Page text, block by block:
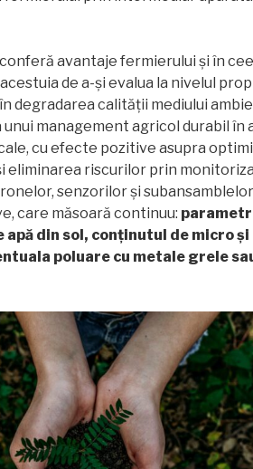
conferă avantaje fermierului și în
de a-și evalua la nivelul
degradarea calității mediului
management agricol durabil în
cu efecte pozitive asupra
eliminarea riscurilor prin
senzorilor și
care măsoară continuu:
din sol, conținutul de micro și
poluare cu metale grele